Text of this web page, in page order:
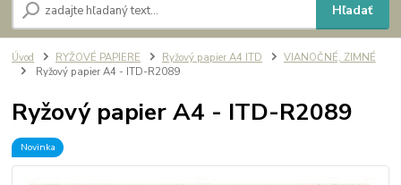
Hľadať
Úvod RYŽOVÉ PAPIERE Ryžový papier A4 ITD
VIANOČNÉ, ZIMNÉ
Ryžový papier A4 - ITD-R2089
Ryžový papier A4 - ITD-R2089
Novinka